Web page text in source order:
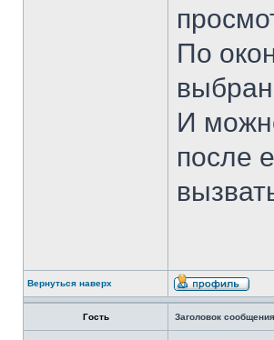
По
И
после
Вернуться наверх
Гость Заголовок